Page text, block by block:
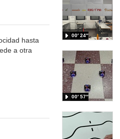
hasta
a otra
00′ 24″
00′ 57″